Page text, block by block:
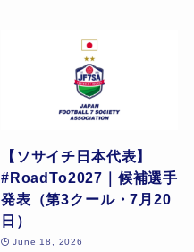
【ソサイチ日本代表】
#RoadTo2027｜候補選手
発表（第3クール・7月20
日）
June 18, 2026